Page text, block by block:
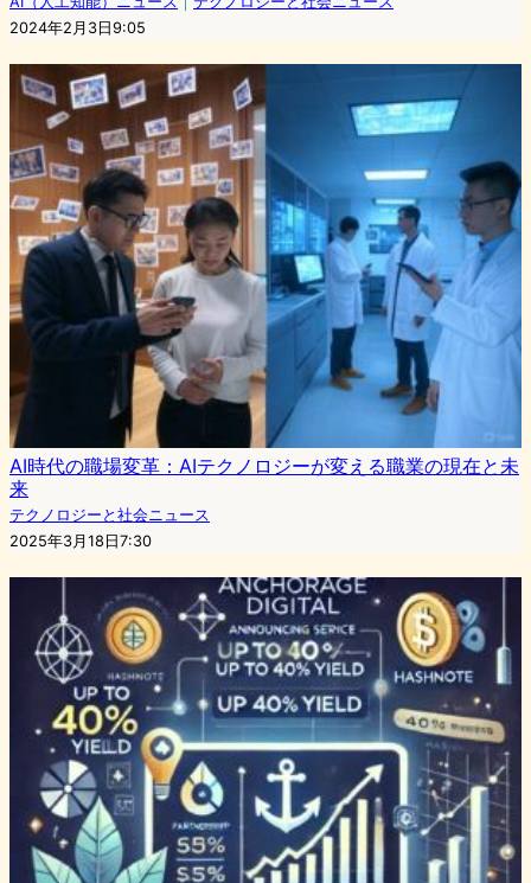
2024年2月3日9:05
AI時代の職場変革：AIテクノロジーが変える職業の現在と未
来
テクノロジーと社会ニュース
2025年3月18日7:30